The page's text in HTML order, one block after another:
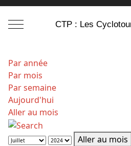
Mobile Menu Toggle
CTP : Les
Par année
Par mois
Par semaine
Aujourd'hui
Aller au mois
Aller au mois